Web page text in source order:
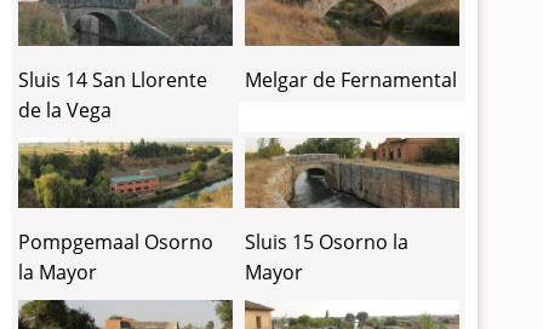
Sluis 14 San Llorente
de la Vega
Melgar de Fernamental
Pompgemaal Osorno
la Mayor
Sluis 15 Osorno la
Mayor